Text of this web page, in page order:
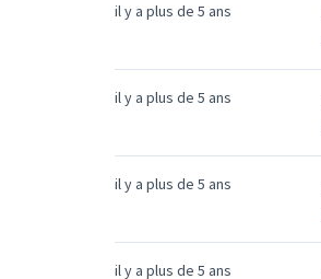
il y a plus de 5 ans
il y a plus de 5 ans
il y a plus de 5 ans
il y a plus de 5 ans